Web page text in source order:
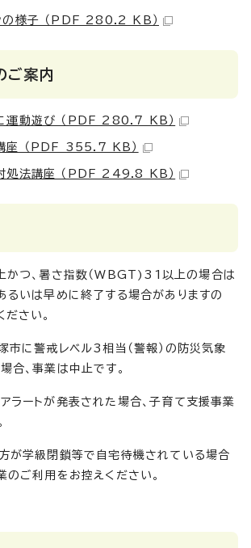
の様子 （PDF 280.2 KB）
ご案内
運動遊び （PDF 280.7 KB）
座 （PDF 355.7 KB）
処法講座 （PDF 249.8 KB）
つ、暑さ指数（WBGT)31以上の場合は
るいは早めに終了する場合がありますの
さい。
に警戒レベル3相当（警報）の防災気象
合、事業は中止です。
ラートが発表された場合、子育て支援事業
が学級閉鎖等で自宅待機されている場合
のご利用をお控えください。